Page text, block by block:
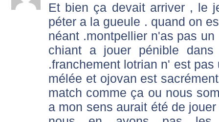
Et bien ça devait arriver , le
péter a la gueule . quand on
néant .montpellier n'as pas
chiant a jouer pénible
.franchement lotrian n' est
mélée et ojovan est
match comme ça ou nous
a mon sens aurait été de